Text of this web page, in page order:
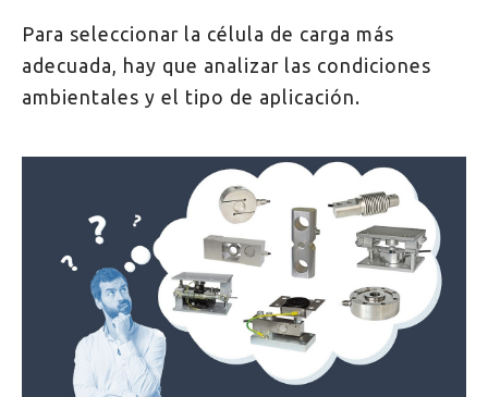
ESPAÑOL
Para seleccionar la célula de carga más
adecuada, hay que analizar las condiciones
ambientales y el tipo de aplicación.